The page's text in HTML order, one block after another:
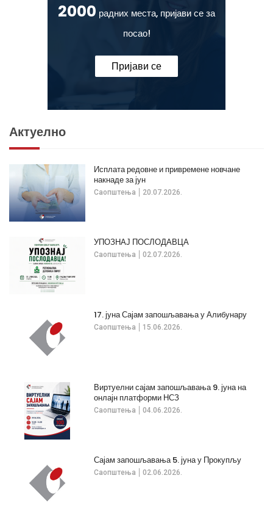
2000 радних места, пријави се за
посао!
Пријави се
Актуелно
Саопштења 20.07.2026.
Исплата редовне и привремене новчане
накнаде за јун
Саопштења 02.07.2026.
УПОЗНАЈ ПОСЛОДАВЦА
Саопштења 15.06.2026.
17. јуна Сајам запошљавања у Алибунару
Саопштења 04.06.2026.
Виртуелни сајам запошљавања 9. јуна на
онлајн платформи НСЗ
Саопштења 02.06.2026.
Сајам запошљавања 5. јуна у Прокупљу